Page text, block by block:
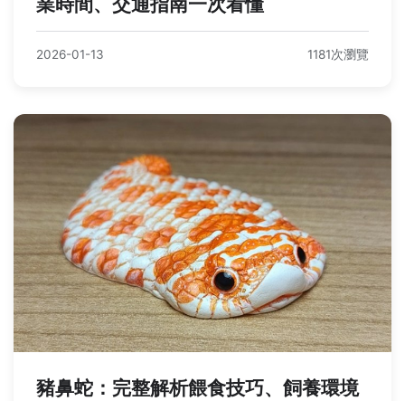
2026-01-13 1181次瀏覽
豬鼻蛇：完整解析餵食技巧、飼養環境